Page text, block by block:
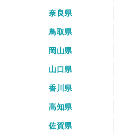
奈良県
鳥取県
岡山県
山口県
香川県
高知県
佐賀県